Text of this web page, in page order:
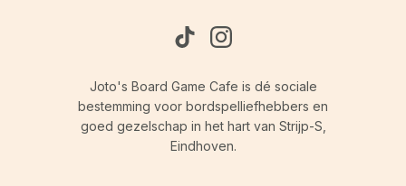
Joto's Board Game Cafe is dé sociale
bestemming voor bordspelliefhebbers en
goed gezelschap in het hart van Strijp-S,
Eindhoven.